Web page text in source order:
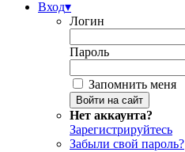
Вход▾
Логин
Пароль
Запомнить меня
Нет аккаунта?
Зарегистрируйтесь
Забыли свой пароль?